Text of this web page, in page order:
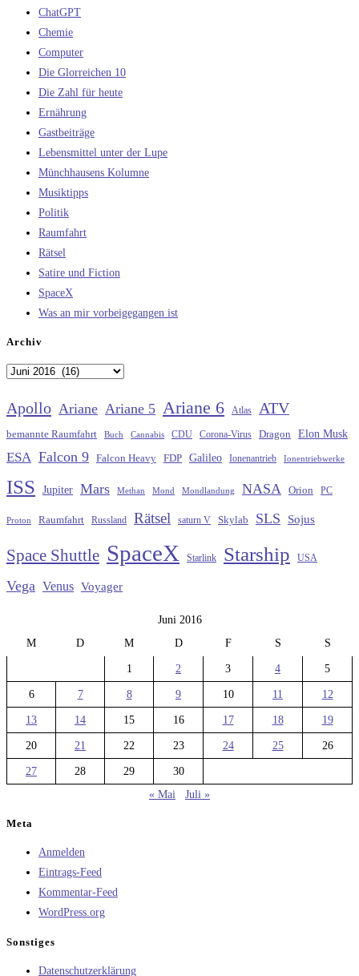
ChatGPT
Chemie
Computer
Die Glorreichen 10
Die Zahl für heute
Ernährung
Gastbeiträge
Lebensmittel unter der Lupe
Münchhausens Kolumne
Musiktipps
Politik
Raumfahrt
Rätsel
Satire und Fiction
SpaceX
Was an mir vorbeigegangen ist
Archiv
Archiv
Apollo Ariane Ariane 5 Ariane 6 Atlas ATV
bemannte Raumfahrt Buch Cannabis CDU Corona-Virus Dragon Elon Musk
ESA Falcon 9 Falcon Heavy FDP Galileo Ionenantrieb Ionentriebwerke
ISS Jupiter Mars Methan Mond Mondlandung NASA Orion PC
Proton Raumfahrt Russland Rätsel saturn V Skylab SLS Sojus
Space Shuttle SpaceX Starlink Starship USA
Vega Venus Voyager
Juni 2016
M
D M D F S S
1 2 3 4 5
6 7 8 9 10 11 12
13 14 15 16 17 18 19
20 21 22 23 24 25 26
27 28 29
30
« Mai
Juli »
Meta
Anmelden
Eintrags-Feed
Kommentar-Feed
WordPress.org
Sonstiges
Datenschutzerklärung